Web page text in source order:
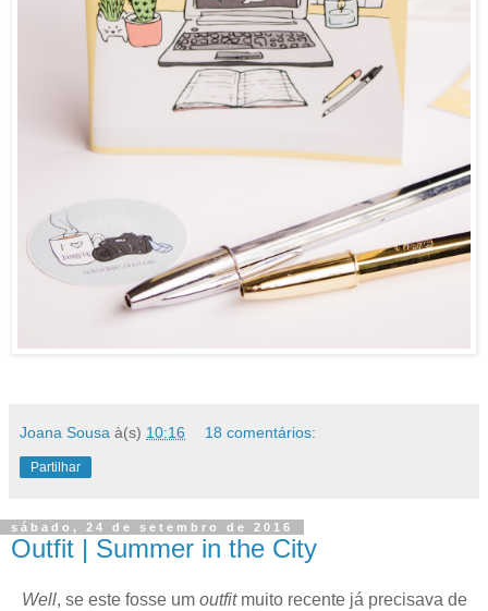
Joana Sousa à(s) 10:16 18 comentários:
Partilhar
sábado, 24 de setembro de 2016
Outfit | Summer in the City
Well, se este fosse um outfitmuito recente já precisava de